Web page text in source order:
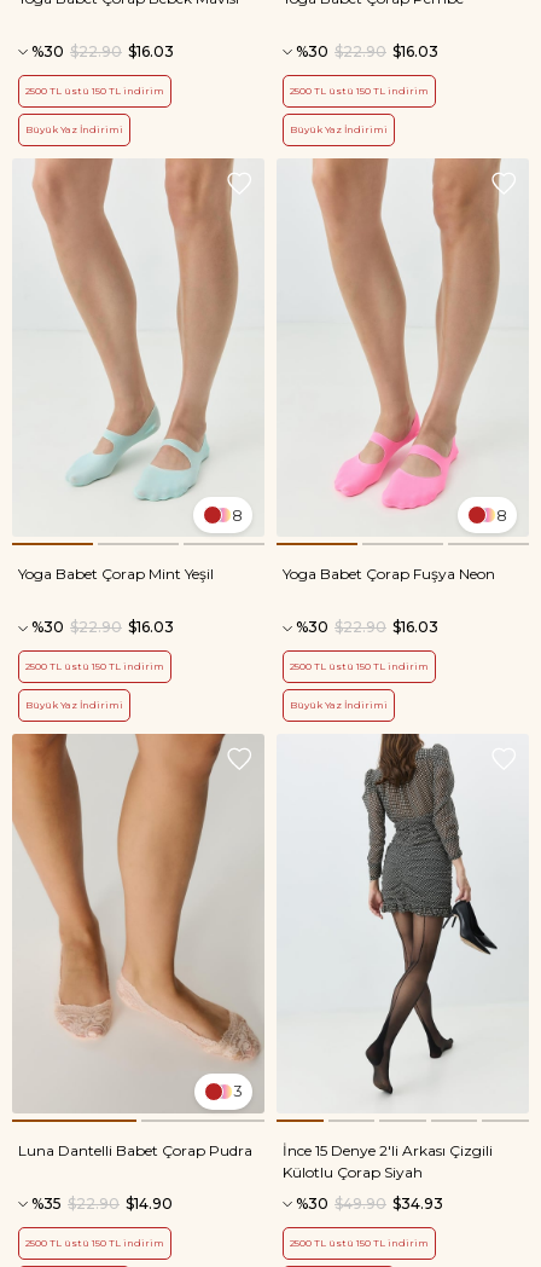
%30 $16.03
$22.90
2500 TL üstü 150 TL indirim
Büyük Yaz İndirimi
%30 $16.03
$22.90
2500 TL üstü 150 TL indirim
Büyük Yaz İndirimi
8
Yoga Babet Çorap Mint Yeşil
%30 $16.03
$22.90
2500 TL üstü 150 TL indirim
Büyük Yaz İndirimi
8
Yoga Babet Çorap Fuşya Neon
%30 $16.03
$22.90
2500 TL üstü 150 TL indirim
Büyük Yaz İndirimi
3
Luna Dantelli Babet Çorap Pudra
%35 $14.90
$22.90
2500 TL üstü 150 TL indirim
İnce 15 Denye 2'li Arkası Çizgili
Külotlu Çorap Siyah
%30
$34.93
$49.90
2500 TL üstü 150 TL indirim